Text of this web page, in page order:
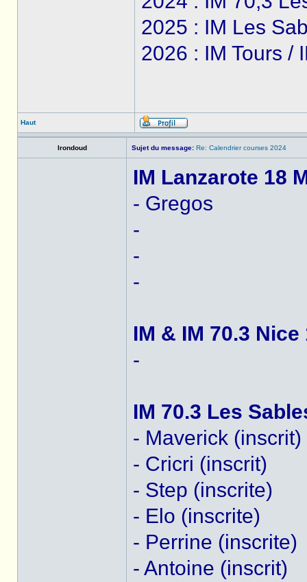
2025 : IM Les
2026 : IM Tours /
Haut
Irondoud Sujet du message: Re: Calendrier courses 2024
IM Lanzarote 18
- Gregos
-
-
-
IM & IM 70.3
-
IM 70.3 Les
- Maverick (inscrit)
- Cricri (inscrit)
- Step (inscrite)
- Elo (inscrite)
- Perrine (inscrite)
- Antoine (inscrit)